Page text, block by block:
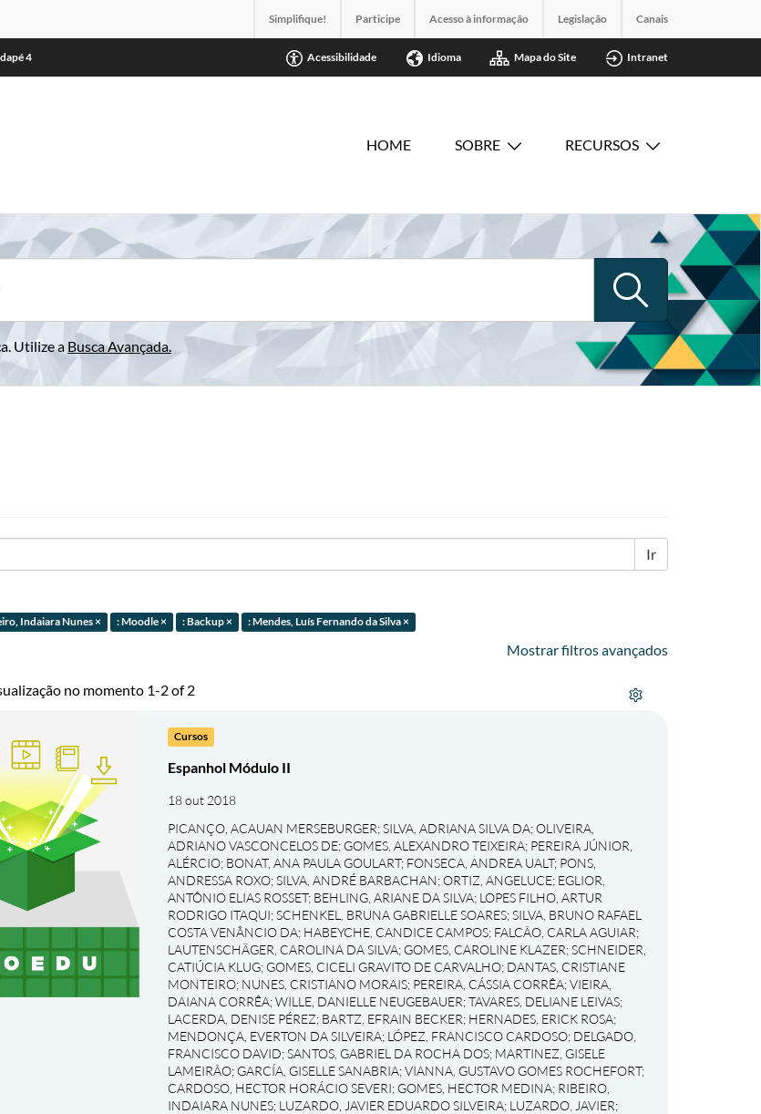
Simplifique! Participe Acesso à informação Legislação Canais
4 Acessibilidade Idioma Mapa do Site Intranet
HOME SOBRE RECURSOS
Utilize a Busca Avançada.
Ir
Indaiara Nunes × : Moodle × : Backup × : Mendes, Luís Fernando da Silva ×
Mostrar filtros avançados
no momento 1-2 of 2
Cursos
Espanhol Módulo II
18 out 2018
PICANÇO, ACAUAN MERSEBURGER;SILVA, ADRIANA SILVA DA;OLIVEIRA,
ADRIANO VASCONCELOS DE; GOMES, ALEXANDRO TEIXEIRA; PEREIRA JÚNIOR,
ALÉRCIO; BONAT, ANA PAULA GOULART; FONSECA, ANDREA UALT; PONS,
ANDRESSA ROXO;SILVA, ANDRÉ BARBACHAN;ORTIZ, ANGELUCE; EGLIOR,
ANTÔNIO ELIAS ROSSET; BEHLING, ARIANE DA SILVA; LOPES FILHO, ARTUR
RODRIGO ITAQUI;SCHENKEL, BRUNA GABRIELLE SOARES;SILVA, BRUNO RAFAEL
COSTA VENÂNCIO DA; HABEYCHE, CANDICE CAMPOS; FALCÃO, CARLA AGUIAR;
LAUTENSCHÄGER, CAROLINA DA SILVA; GOMES, CAROLINE KLAZER;SCHNEIDER,
CATIÚCIA KLUG; GOMES, CICELI GRAVITO DE CARVALHO; DANTAS, CRISTIANE
MONTEIRO; NUNES, CRISTIANO MORAIS; PEREIRA, CÁSSIA CORRÊA;VIEIRA,
DAIANA CORRÊA;WILLE, DANIELLE NEUGEBAUER;TAVARES, DELIANE LEIVAS;
LACERDA, DENISE PÉREZ; BARTZ, EFRAIN BECKER; HERNADES, ERICK ROSA;
MENDONÇA, EVERTON DA SILVEIRA; LÓPEZ, FRANCISCO CARDOSO; DELGADO,
FRANCISCO DAVID;SANTOS, GABRIEL DA ROCHA DOS; MARTINEZ, GISELE
LAMEIRÃO; GARCÍA, GISELLE SANABRIA;VIANNA, GUSTAVO GOMES ROCHEFORT;
CARDOSO, HECTOR HORÁCIO SEVERI; GOMES, HECTOR MEDINA; RIBEIRO,
INDAIARA NUNES; LUZARDO, JAVIER EDUARDO SILVEIRA; LUZARDO, JAVIER;